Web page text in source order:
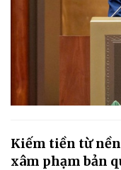
Kiếm tiền từ
xâm phạm bản